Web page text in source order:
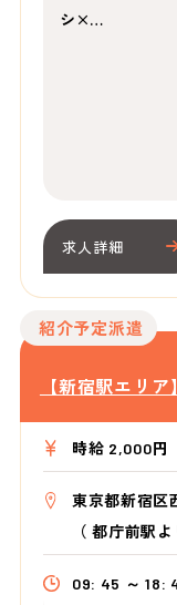
シ×…
求人詳細
紹介予定派遣
【新宿駅エリ
時給 2,000円
東京都新宿区
（都庁前駅
09: 45 ～ 18: